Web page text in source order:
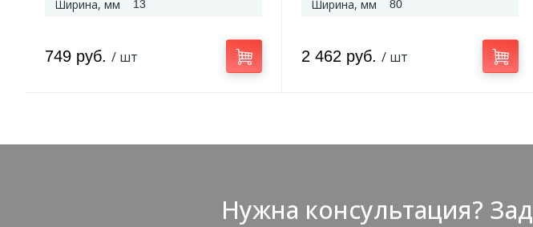
Ширина, мм 13
749 руб. / шт
Ширина, мм 80
2 462 руб. / шт
Нужна консультация?